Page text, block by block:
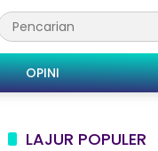
OPINI
LAJUR POPULER